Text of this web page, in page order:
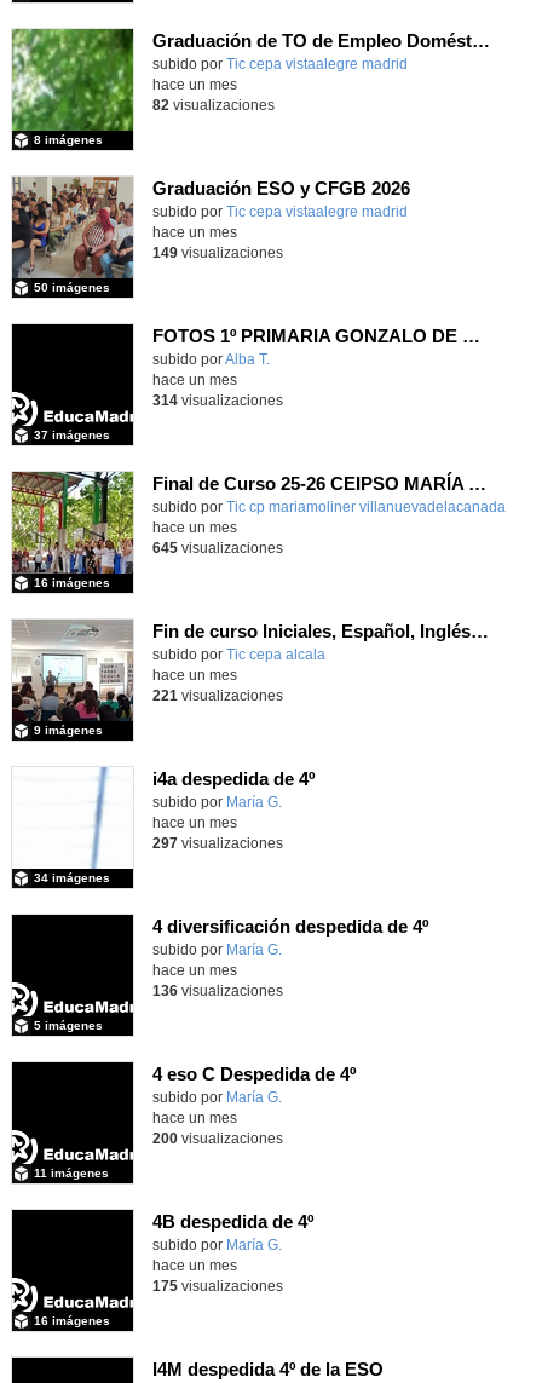
Graduación de TO de Empleo Doméstico
subido por Tic cepa vistaalegre madrid
8 imágenes
hace un mes
82 visualizaciones
Graduación ESO y CFGB 2026
subido por Tic cepa vistaalegre madrid
50 imágenes
hace un mes
149visualizaciones
FOTOS 1º PRIMARIA GONZALO DE BERCEO
subido porAlba T.
37 imágenes
hace un mes
314visualizaciones
Final de Curso 25-26 CEIPSO MARÍA MOLINER
subido por Tic cp mariamoliner villanuevadelacanada
16 imágenes
hace un mes
645visualizaciones
Fin de curso Iniciales, Español, Inglés, Informática y Patrimonio
subido por Tic cepa alcala
9 imágenes
hace un mes
221 visualizaciones
i4a despedida de 4º
Contenido educativo.
subido por María G.
34 imágenes
hace un mes
297visualizaciones
4 diversificación despedida de 4º
Contenido educativo.
subido por María G.
5 imágenes
hace un mes
136visualizaciones
4 eso C Despedida de 4º
Contenido educativo.
subido por María G.
11 imágenes
hace un mes
200visualizaciones
4B despedida de 4º
Contenido educativo.
subido por María G.
16 imágenes
hace un mes
175visualizaciones
I4M despedida 4º de la ESO